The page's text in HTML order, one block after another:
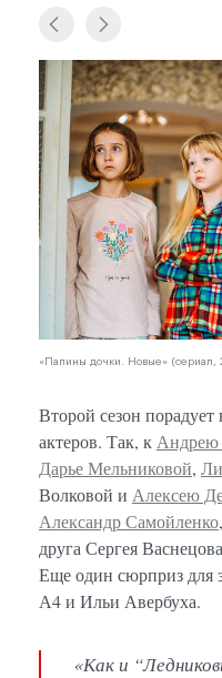
«Папины дочки. Новые»
Второй сезон
актеров. Так, к Андрею
Дарье Мельниковой,
Волковой и Алексею
Александр Самойленко
друга Сергея
Еще один сюрприз для
А4 и Ильи Авербуха.
«Как и